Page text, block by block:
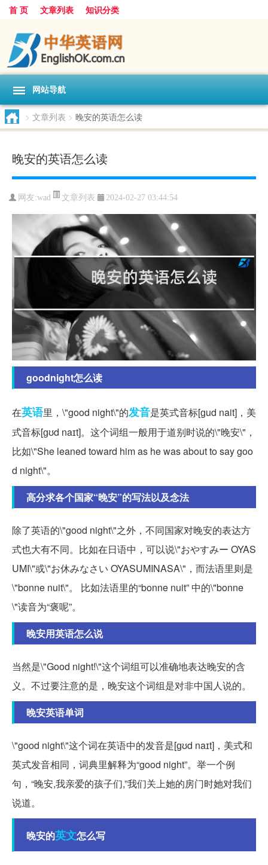
首 页 文章列表 知识分类
网站导航
> 文章列表 > 晚安的英语怎么读
晚安的英语怎么读
网友:wad 文章列表 2024-02-27 03:44:54
goodnight怎么读
在英语里，\"good night\"的发音是英式音标[ɡud nait]，美
式音标[ɡʊd naɪt]。这个词组一般用于道别时说的\"晚安\"，
比如\"She leaned toward him as he was about to say goo
d night\"。
高分求各个国家“晚安”的写法以及念法
除了英语的\"good night\"之外，不同国家对晚安的表达方
式也大有不同。比如在日语中，可以说\"おやすみー OYAS
UMI\"或\"お休みなさい OYASUMINASA\"，而法语里则是
\"bonne nuit\"。 比如法语里的“bonne nuit” 中的\"bonne
\"读音为“褒呢”。
晚安用英语怎么说
当然是\"Good night!\"这个词组可以准确地表达晚安的含
义。不过要注意的是，晚安这个词组是对非中国人说的。
晚安英语单词
\"good night\"这个词在英语中的发音是[ɡʊd naɪt]，美式和
英式发音相同，词典里解释为“good night”。举一个例
句，“晚安,我亲爱的孩子们,”我们关上她的房门时她对我们
说道。
晚安的英文怎么写